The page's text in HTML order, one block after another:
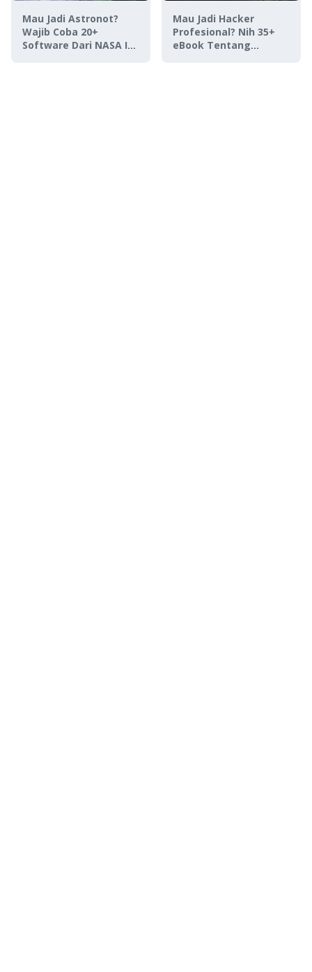
Mau Jadi Astronot?
Wajib Coba 20+
Software Dari NASA Ini,
Mau Jadi Hacker
Profesional? Nih 35+
eBook Tentang